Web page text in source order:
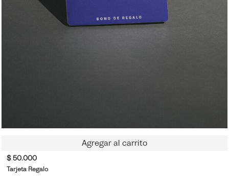
Agregar al carrito
$ 50.000
Tarjeta Regalo